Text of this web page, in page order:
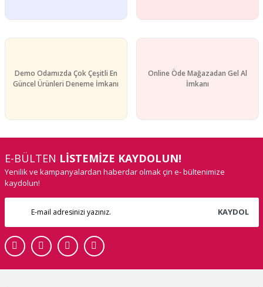
Demo Odamızda Çok Çeşitli En
Güncel Ürünleri Deneme İmkanı
Online Öde Mağazadan Gel Al
İmkanı
E-BÜLTEN LİSTEMİZE KAYDOLUN!
Yenilik ve kampanyalardan haberdar olmak çin e- bültenimize
kaydolun!
KAYDOL